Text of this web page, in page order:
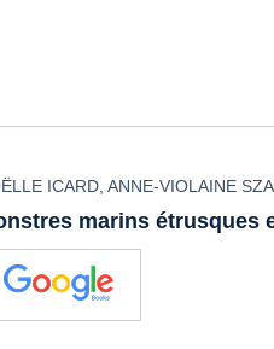
ICARD ,ANNE-VIOLAINE
marins étrusques